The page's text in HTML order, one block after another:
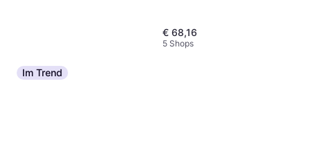
€ 68,16
5 Shops
Im Trend